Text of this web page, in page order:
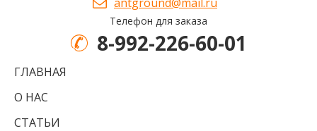
Телефон для заказа
8-992-226-60-01
ГЛАВНАЯ
О НАС
СТАТЬИ